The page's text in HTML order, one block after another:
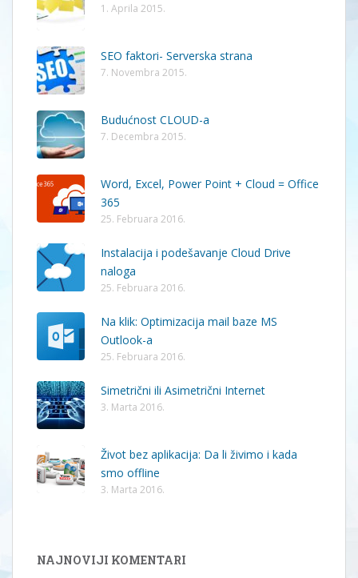
1. Aprila 2015.
SEO faktori- Serverska strana
7. Novembra 2015.
Budućnost CLOUD-a
7. Decembra 2015.
Word, Excel, Power Point + Cloud = Office
365
25. Februara 2016.
Instalacija i podešavanje Cloud Drive
naloga
25. Februara 2016.
Na klik: Optimizacija mail baze MS
Outlook-a
25. Februara 2016.
Simetrični ili Asimetrični Internet
3. Marta 2016.
Život bez aplikacija: Da li živimo i kada
smo offline
3. Marta 2016.
NAJNOVIJI KOMENTARI